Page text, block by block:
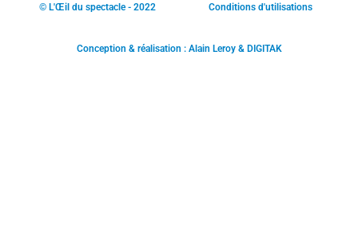
© L'Œil du spectacle - 2022 Conditions d'utilisations
Conception & réalisation : Alain Leroy & DIGITAK